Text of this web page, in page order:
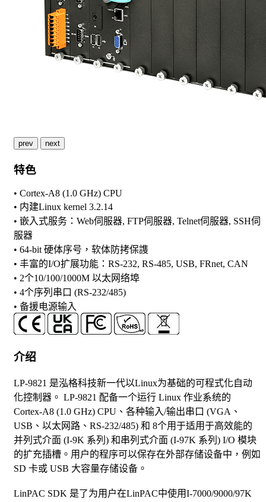
prev next
特色
• Cortex-A8 (1.0 GHz) CPU
• 内建Linux kernel 3.2.14
• 嵌入式服务：Web伺服器, FTP伺服器, Telnet伺服器, SSH伺
服器
• 64-bit 硬体序号，软体防拷保謢
• 丰富的I/O扩展功能：RS-232, RS-485, USB, FRnet, CAN
• 2个10/100/1000M 以太网络埠
• 4个序列串口 (RS-232/485)
• 备援电源输入
介绍
LP-9821 是泓格科技新一代以Linux为基础的可程式化自动
化控制器。 LP-9821 配备一个运行 Linux 作业系统的
Cortex-A8 (1.0 GHz) CPU、各种输入/输出串口 (VGA、
USB、以太网路、RS-232/485) 和 8个用于适用于高效能的
并列式介面 (I-9K 系列) 和串列式介面 (I-97K 系列) I/O 模块
的扩充插槽。用户的程序可以保存在外部存储设备中，例如
SD 卡或 USB 大容量存储设备。
LinPAC SDK 是了为用户在LinPAC中使用I-7000/9000/97K